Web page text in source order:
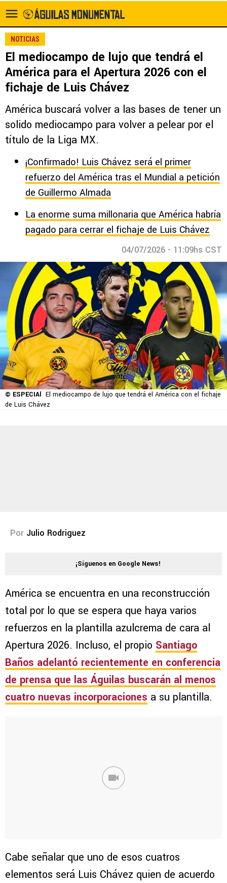
NOTICIAS
El mediocampo de lujo que tendrá el
América para el Apertura 2026 con el
fichaje de Luis Chávez
América buscará volver a las bases de tener un
solido mediocampo para volver a pelear por el
título de la Liga MX.
¡Confirmado! Luis Chávez será el primer
refuerzo del América tras el Mundial a petición
de Guillermo Almada
La enorme suma millonaria que América habría
pagado para cerrar el fichaje de Luis Chávez
04/07/2026 - 11:09hs CST
© ESPECIAl El mediocampo de lujo que tendrá el América con el fichaje
de Luis Chávez
Por Julio Rodriguez
¡Síguenos en Google News!
América se encuentra en una reconstrucción
total por lo que se espera que haya varios
refuerzos en la plantilla azulcrema de cara al
Apertura 2026. Incluso, el propio Santiago
Baños adelantó recientemente en conferencia
de prensa que las Águilas buscarán al menos
cuatro nuevas incorporaciones a su plantilla.
Cabe señalar que uno de esos cuatros
elementos será Luis Chávez quien de acuerdo